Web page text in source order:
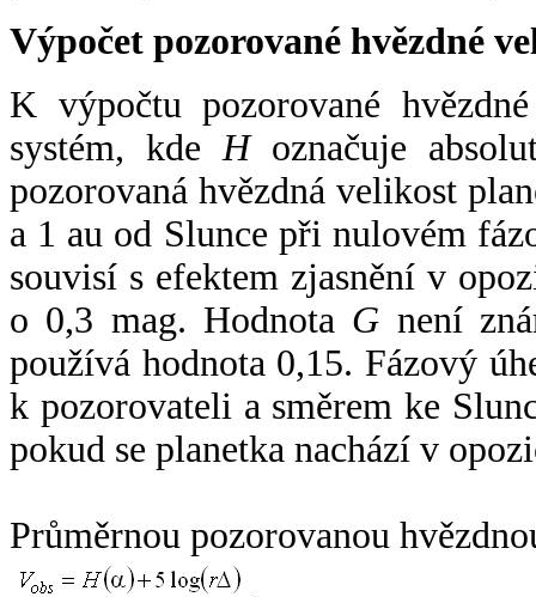
Výpočet pozorované hvězdné
K výpočtu pozorované
systém, kde Hoznačuje
pozorovaná hvězdná velikost
a 1 au od Slunce při nulovém
souvisí s efektem zjasnění v
o 0,3 mag. Hodnota G není
používá hodnota 0,15. Fázový
k pozorovateli a směrem ke
pokud se planetka nachází v
Průměrnou pozorovanou
,